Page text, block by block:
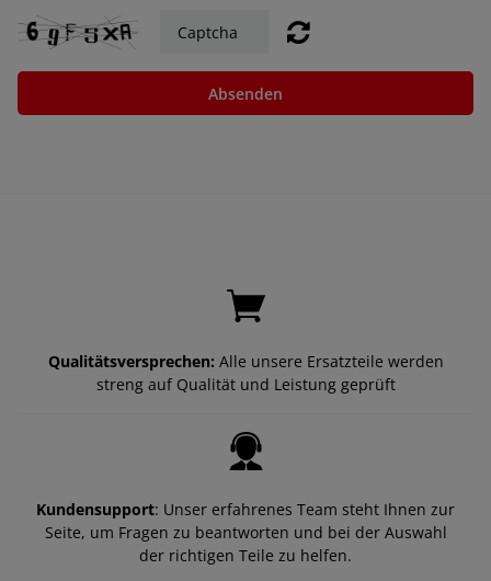
Absenden
Qualitätsversprechen: Alle unsere Ersatzteile werden
streng auf Qualität und Leistung geprüft
Kundensupport: Unser erfahrenes Team steht Ihnen zur
Seite, um Fragen zu beantworten und bei der Auswahl
der richtigen Teile zu helfen.